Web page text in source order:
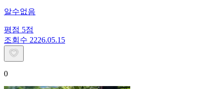
알수없음
평점 5점
조회수 2226.05.15
0